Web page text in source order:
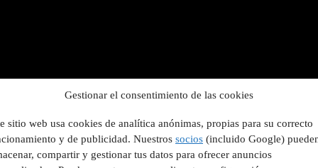
Gestionar el consentimiento de las cookies
sitio web usa cookies de analítica anónimas, propias para su correcto
y de publicidad. Nuestros socios (incluido Google)
compartir y gestionar tus datos para ofrecer anuncios